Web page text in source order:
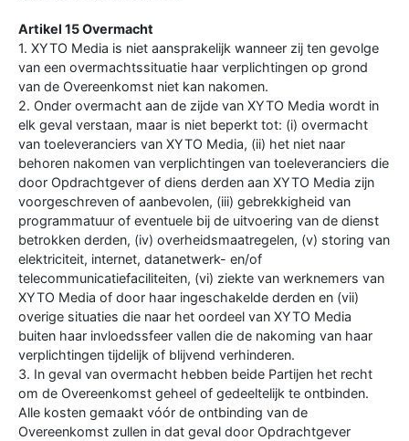
Artikel 15 Overmacht
1. XYTO Media is niet aansprakelijk wanneer zij ten gevolge
van een overmachtssituatie haar verplichtingen op grond
van de Overeenkomst niet kan nakomen.
2. Onder overmacht aan de zijde van XYTO Media wordt in
elk geval verstaan, maar is niet beperkt tot: (i) overmacht
van toeleveranciers van XYTO Media, (ii) het niet naar
behoren nakomen van verplichtingen van toeleveranciers die
door Opdrachtgever of diens derden aan XYTO Media zijn
voorgeschreven of aanbevolen, (iii) gebrekkigheid van
programmatuur of eventuele bij de uitvoering van de dienst
betrokken derden, (iv) overheidsmaatregelen, (v) storing van
elektriciteit, internet, datanetwerk- en/of
telecommunicatiefaciliteiten, (vi) ziekte van werknemers van
XYTO Media of door haar ingeschakelde derden en (vii)
overige situaties die naar het oordeel van XYTO Media
buiten haar invloedssfeer vallen die de nakoming van haar
verplichtingen tijdelijk of blijvend verhinderen.
3. In geval van overmacht hebben beide Partijen het recht
om de Overeenkomst geheel of gedeeltelijk te ontbinden.
Alle kosten gemaakt vóór de ontbinding van de
Overeenkomst zullen in dat geval door Opdrachtgever